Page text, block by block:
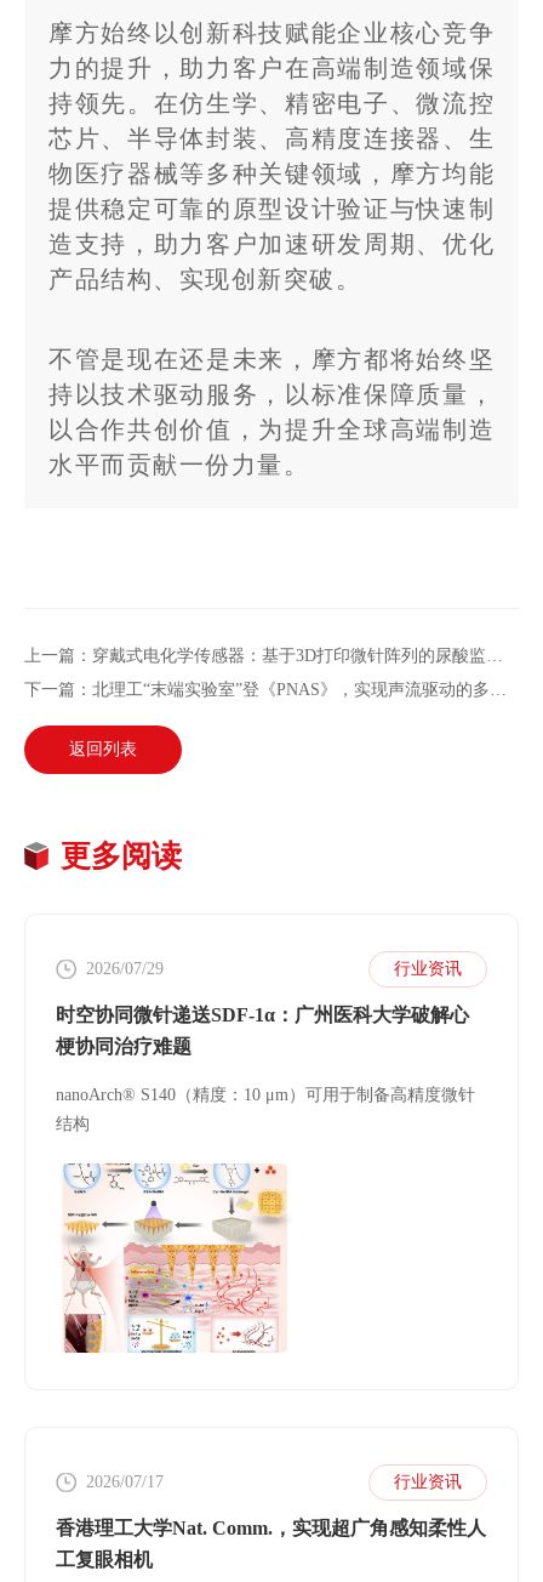
摩方始终以创新科技赋能企业核心竞争
力的提升，助力客户在高端制造领域保
持领先。在仿生学、精密电子、微流控
芯片、半导体封装、高精度连接器、生
物医疗器械等多种关键领域，摩方均能
提供稳定可靠的原型设计验证与快速制
造支持，助力客户加速研发周期、优化
产品结构、实现创新突破。
不管是现在还是未来，摩方都将始终坚
持以技术驱动服务，以标准保障质量，
以合作共创价值，为提升全球高端制造
水平而贡献一份力量。
返回列表
更多阅读
2026/07/29 行业资讯
时空协同微针递送SDF-1α：广州医科大学破解心
梗协同治疗难题
nanoArch® S140（精度：10 μm）可用于制备高精度微针
结构
2026/07/17 行业资讯
香港理工大学Nat. Comm.，实现超广角感知柔性人
工复眼相机